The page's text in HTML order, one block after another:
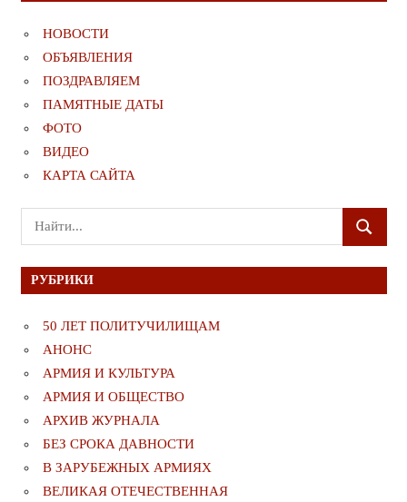
НОВОСТИ
ОБЪЯВЛЕНИЯ
ПОЗДРАВЛЯЕМ
ПАМЯТНЫЕ ДАТЫ
ФОТО
ВИДЕО
КАРТА САЙТА
Поиск
для:
ПОИСК
РУБРИКИ
50 ЛЕТ ПОЛИТУЧИЛИЩАМ
АНОНС
АРМИЯ И КУЛЬТУРА
АРМИЯ И ОБЩЕСТВО
АРХИВ ЖУРНАЛА
БЕЗ СРОКА ДАВНОСТИ
В ЗАРУБЕЖНЫХ АРМИЯХ
ВЕЛИКАЯ ОТЕЧЕСТВЕННАЯ